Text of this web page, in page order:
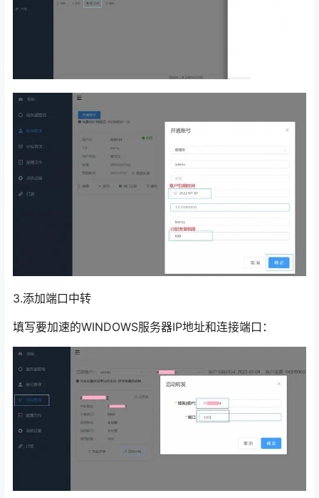
3.添加端口中转
填写要加速的WINDOWS服务器IP地址和连接端口：